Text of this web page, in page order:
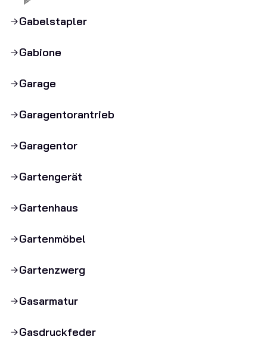
Gabelstapler
Gabione
Garage
Garagentorantrieb
Garagentor
Gartengerät
Gartenhaus
Gartenmöbel
Gartenzwerg
Gasarmatur
Gasdruckfeder